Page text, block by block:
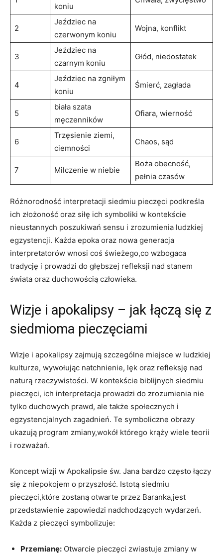
koniu
2
Jeździec na
czerwonym koniu
Wojna, ⁤konflikt
3
Jeździec na
czarnym koniu
Głód, niedostatek
4
Jeździec na zgniłym
koniu
Śmierć, zagłada
5
biała szata‍
męczenników
Ofiara, wierność
6
Trzęsienie ziemi,
ciemności
Chaos, ‍sąd
7 Milczenie w niebie
Boża ‌obecność,
pełnia czasów
Różnorodność interpretacji siedmiu‍ pieczęci⁤ podkreśla
ich złożoność oraz siłę ich symboliki‌ w kontekście
nieustannych poszukiwań sensu‍ i⁤ zrozumienia ⁢ludzkiej
egzystencji. Każda epoka oraz nowa‌ generacja
interpretatorów wnosi coś​ świeżego,co wzbogaca
tradycję‍ i prowadzi⁤ do głębszej refleksji nad stanem
świata oraz duchowością‌ człowieka.
Wizje i apokalipsy – jak łączą się z
siedmioma pieczęciami
Wizje i apokalipsy zajmują szczególne miejsce w ludzkiej
kulturze, wywołując‍ natchnienie,​ lęk oraz refleksję nad
naturą rzeczywistości. W kontekście biblijnych⁣ siedmiu
pieczęci, ⁢ich ‍interpretacja prowadzi do zrozumienia nie
tylko duchowych prawd, ale także społecznych i
egzystencjalnych ‍zagadnień. Te symboliczne‌ obrazy
⁢ukazują program ⁢zmiany,wokół którego krąży wiele⁤ teorii ​
i‌ rozważań.
Koncept wizji⁣ w Apokalipsie ​św. Jana‌ bardzo często łączy
się z niepokojem​ o⁢ przyszłość. Istotą ⁣siedmiu
pieczęci,które⁤ zostaną otwarte przez Baranka,jest
⁣przedstawienie zapowiedzi nadchodzących wydarzeń.
Każda z pieczęci symbolizuje:
Przemianę: Otwarcie pieczęci zwiastuje zmiany w